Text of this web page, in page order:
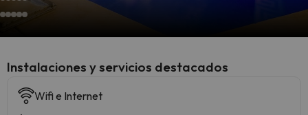
Instalaciones y servicios destacados
Wifi e Internet